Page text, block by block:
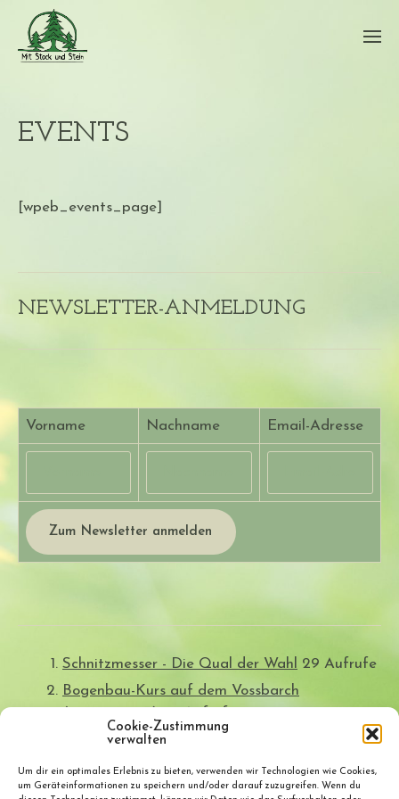
Cookie-Zustimmung
verwalten
Um dir ein optimales Erlebnis zu bieten, verwenden wir Technologien wie Cookies,
um Geräteinformationen zu speichern und/oder darauf zuzugreifen. Wenn du
EVENTS
[wpeb_events_page]
NEWSLETTER-ANMELDUNG
Vorname Nachname Email-Adresse
Schnitzmesser - Die Qual der Wahl
29 Aufrufe
Bogenbau-Kurs auf dem Vossbarch
Wildkräuter-Fladen vom Lagerfeuer
18 Aufrufe
Das Rotkehlchen im Fahrradhelm 17 Aufrufe